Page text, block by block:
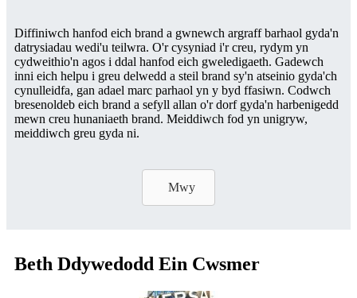
Diffiniwch hanfod eich brand a gwnewch argraff barhaol gyda'n
datrysiadau wedi'u teilwra. O'r cysyniad i'r creu, rydym yn
cydweithio'n agos i ddal hanfod eich gweledigaeth. Gadewch
inni eich helpu i greu delwedd a steil brand sy'n atseinio gyda'ch
cynulleidfa, gan adael marc parhaol yn y byd ffasiwn. Codwch
bresenoldeb eich brand a sefyll allan o'r dorf gyda'n harbenigedd
mewn creu hunaniaeth brand. Meiddiwch fod yn unigryw,
meiddiwch greu gyda ni.
Mwy
Beth Ddywedodd Ein Cwsmer